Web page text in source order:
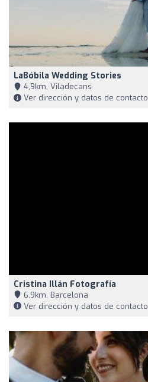
LaBóbila Wedding Stories
4,9km, Viladecans
Ver dirección y datos de contacto
Cristina Illán Fotografía
6,9km, Barcelona
Ver dirección y datos de contacto